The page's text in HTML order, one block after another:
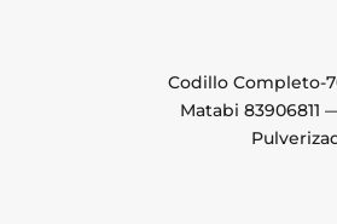
Codillo Completo-
Matabi 83906811